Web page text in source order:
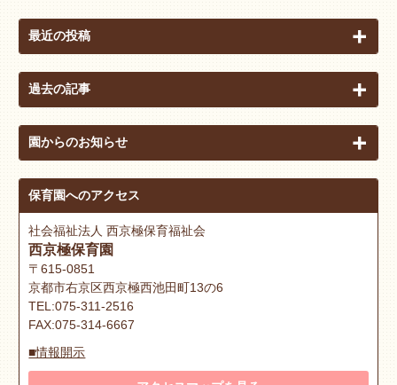
最近の投稿
過去の記事
園からのお知らせ
保育園へのアクセス
社会福祉法人 西京極保育福祉会
西京極保育園
〒615-0851
京都市右京区西京極西池田町13の6
TEL:075-311-2516
FAX:075-314-6667
■情報開示